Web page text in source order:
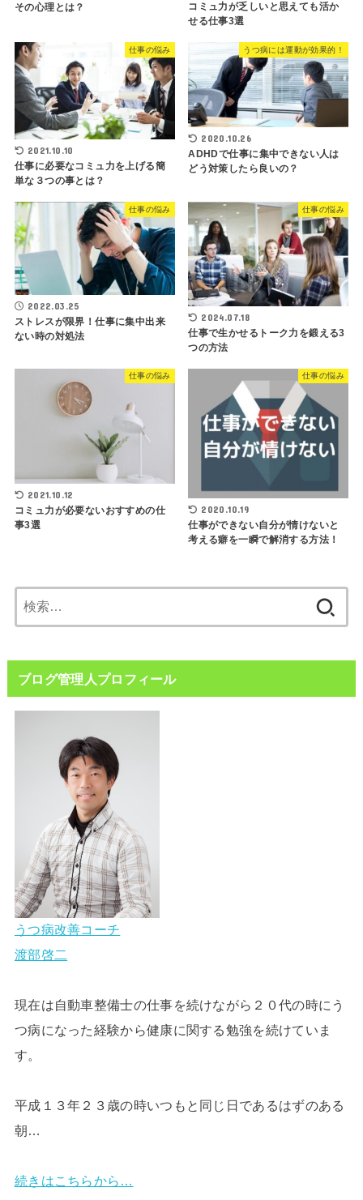
その心理とは？
コミュ力が乏しいと思えても活か
せる仕事3選
仕事の悩み
2021.10.10
仕事に必要なコミュ力を上げる簡
単な３つの事とは？
うつ病には運動が効果的！
2020.10.26
ADHDで仕事に集中できない人は
どう対策したら良いの？
仕事の悩み
2022.03.25
ストレスが限界！仕事に集中出来
ない時の対処法
仕事の悩み
2024.07.18
仕事で生かせるトーク力を鍛える3
つの方法
仕事の悩み
2021.10.12
コミュ力が必要ないおすすめの仕
事3選
仕事の悩み
2020.10.19
仕事ができない自分が情けないと
考える癖を一瞬で解消する方法！
索:
ブログ管理人プロフィール
うつ病改善コーチ
渡部啓二
現在は自動車整備士の仕事を続けながら２０代の時にう
つ病になった経験から健康に関する勉強を続けていま
す。
平成１３年２３歳の時いつもと同じ日であるはずのある
朝…
続きはこちらから…